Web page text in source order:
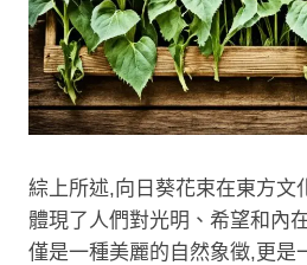
綜上所述,向日葵花束在東方文
體現了人們對光明、希望和內
僅是一種美麗的自然象徵,更是